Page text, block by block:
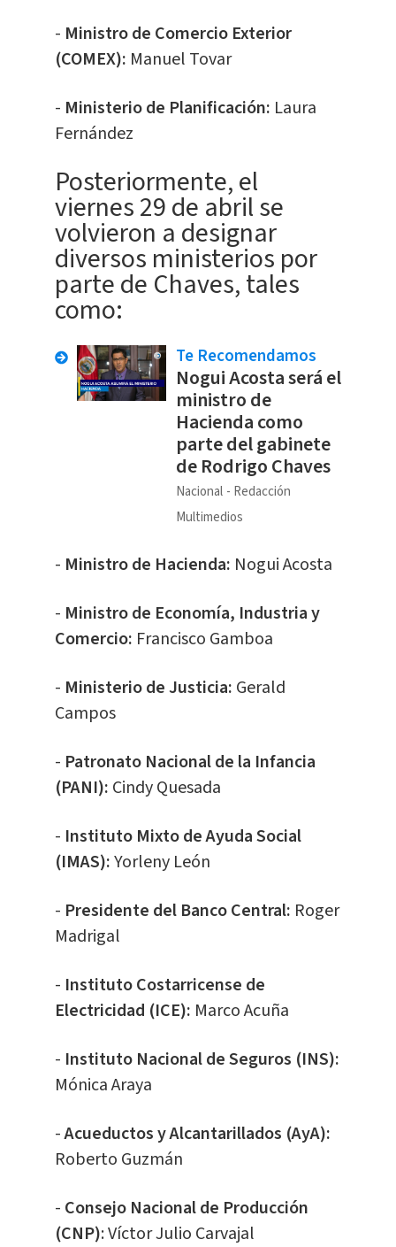
- Ministro de Comercio Exterior
(COMEX): Manuel Tovar
- Ministerio de Planificación: Laura
Fernández
Posteriormente, el
viernes 29 de abril se
volvieron a designar
diversos ministerios por
parte de Chaves, tales
como:
Te Recomendamos
Nogui Acosta será el
ministro de
Hacienda como
parte del gabinete
de Rodrigo Chaves
Nacional
Redacción
Multimedios
- Ministro de Hacienda: Nogui Acosta
- Ministro de Economía, Industria y
Comercio: Francisco Gamboa
- Ministerio de Justicia: Gerald
Campos
- Patronato Nacional de la Infancia
(PANI): Cindy Quesada
- Instituto Mixto de Ayuda Social
(IMAS):Yorleny León
- Presidente del Banco Central: Roger
Madrigal
- Instituto Costarricense de
Electricidad (ICE): Marco Acuña
- Instituto Nacional de Seguros (INS):
Mónica Araya
-Acueductos y Alcantarillados (AyA):
Roberto Guzmán
- Consejo Nacional de Producción
(CNP): Víctor Julio Carvajal